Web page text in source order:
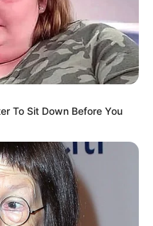
To Sit Down Before You